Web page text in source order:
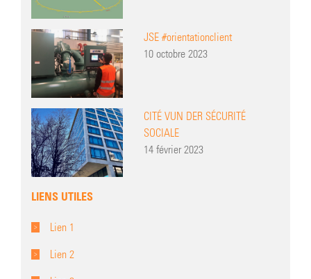
JSE #orientationclient
10 octobre 2023
CITÉ VUN DER SÉCURITÉ
SOCIALE
14 février 2023
LIENS UTILES
Lien 1
Lien 2